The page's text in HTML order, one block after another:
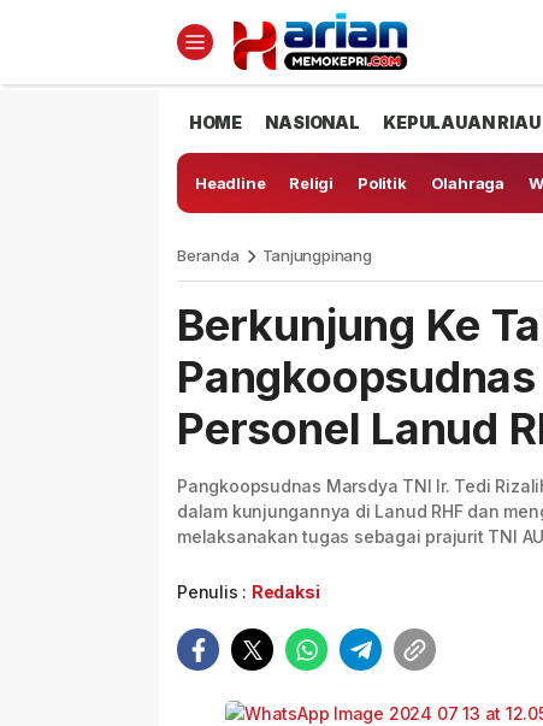
HOME NASIONAL KEPULAUAN RIAU
Headline Religi Politik Olahraga
Beranda Tanjungpinang
Berkunjung Ke
Personel Lanud
Pangkoopsudnas Marsdya TNI Ir. Tedi
dalam kunjungannya di Lanud RHF dan
melaksanakan tugas sebagai prajurit TNI
Penulis : Redaksi